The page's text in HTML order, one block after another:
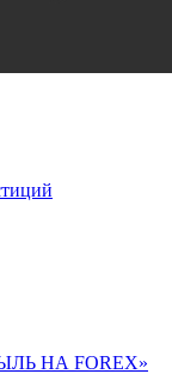
НА FOREX»